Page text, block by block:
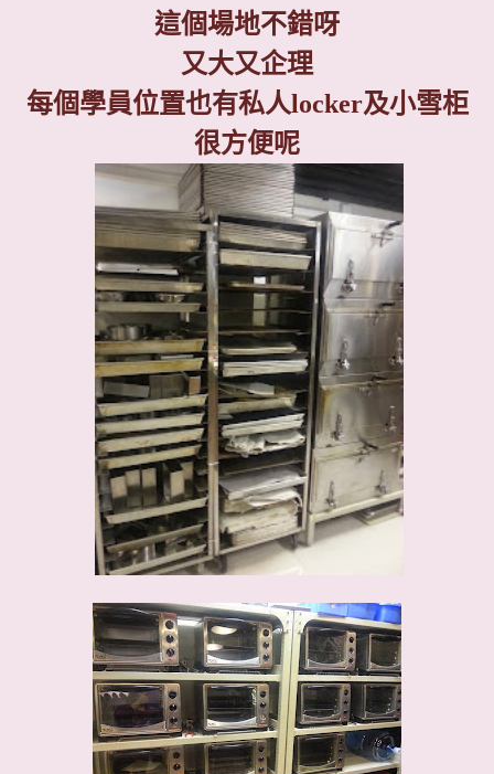
這個場地不錯呀
又大又企理
每個學員位置也有私人locker及小雪柜
很方便呢